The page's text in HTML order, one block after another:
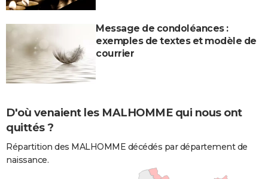
Message de condoléances :
exemples de textes et modèle de
courrier
D'où venaient les MALHOMME qui nous ont
quittés ?
Répartition des MALHOMME décédés par département de
naissance.